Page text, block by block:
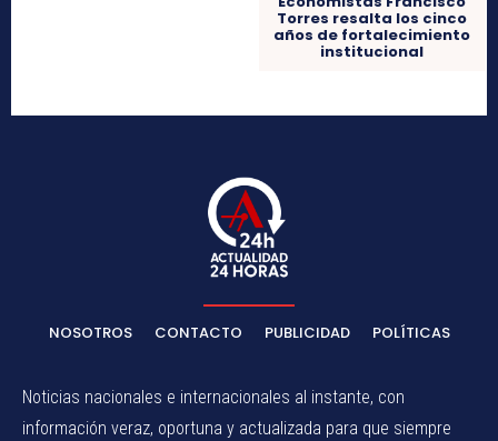
Torres resalta los cinco
años de fortalecimiento
institucional
NOSOTROS CONTACTO PUBLICIDAD POLÍTICAS
Noticias nacionales e internacionales al instante, con
información veraz, oportuna y actualizada para que siempre